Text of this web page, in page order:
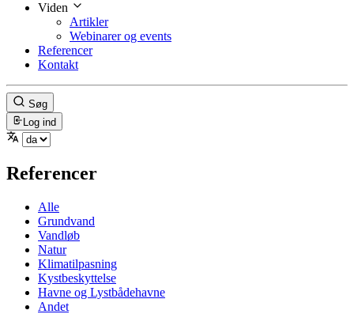
Viden
Artikler
Webinarer og events
Referencer
Kontakt
Søg
Log ind
Referencer
Alle
Grundvand
Vandløb
Natur
Klimatilpasning
Kystbeskyttelse
Havne og Lystbådehavne
Andet